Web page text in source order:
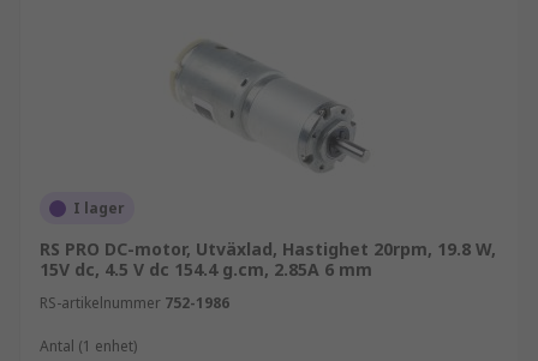
I lager
RS PRO DC-motor, Utväxlad, Hastighet 20rpm, 19.8 W,
15V dc, 4.5 V dc 154.4 g.cm, 2.85A 6 mm
RS-artikelnummer 752-1986
Antal (1 enhet)